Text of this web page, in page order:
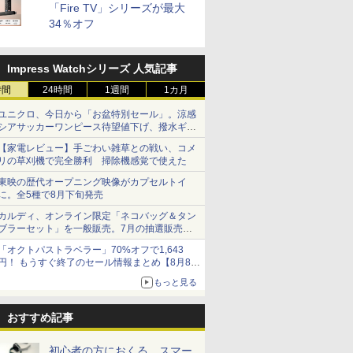
「Fire TV」シリーズが最大
34％オフ
Impress Watchシリーズ 人気記事
24時間 1週間 1カ月
ニクロ、今日から「お盆特別セール」。涼感
アサッカーワンピース待望値下げ、撥水ギア
ョーツは1990円に
家電レビュー】手ごわい雑草との戦い、コメ
の草刈機で完全勝利 掃除機感覚で使えた
映の歴代オープニング映像がカプセルトイ
。全5種で8月下旬発売
ルディ、オンライン限定「ネコバッグ＆タン
ラーセット」を一般販売。7月の抽選販売の
選無効分
オクトパストラベラー」70%オフで1,643
！ もうすぐ終了のセール情報まとめ【8月8日
ンテンドーeショップでは「大神 絶景版」が
もっと見る
おすすめ記事